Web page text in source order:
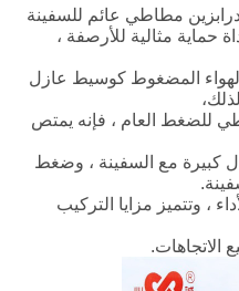
درابزين مطاطي عائم للسفينة
حماية مثالية للأرصفة ،
المضغوط كوسيط عازل
للضغط العام ، فإنه يمتص
كبيرة مع السفينة ، وضغط
، وتتميز مزايا التركيب
الاتجاهات.